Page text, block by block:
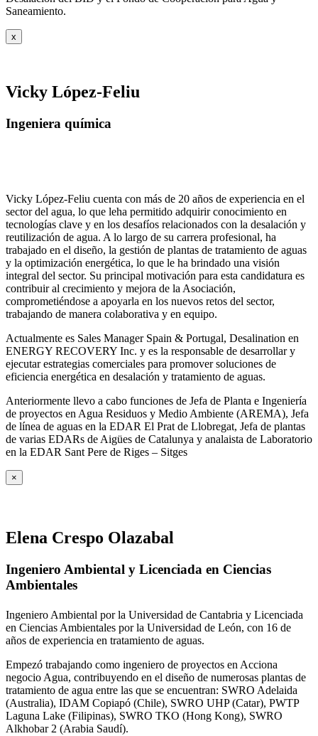
Saneamiento.
x
Vicky López-Feliu
Ingeniera química
Vicky López-Feliu cuenta con más de 20 años de experiencia en el
sector del agua, lo que leha permitido adquirir conocimiento en
tecnologías clave y en los desafíos relacionados con la desalación y
reutilización de agua. A lo largo de su carrera profesional, ha
trabajado en el diseño, la gestión de plantas de tratamiento de aguas
y la optimización energética, lo que le ha brindado una visión
integral del sector. Su principal motivación para esta candidatura es
contribuir al crecimiento y mejora de la Asociación,
comprometiéndose a apoyarla en los nuevos retos del sector,
trabajando de manera colaborativa y en equipo.
Actualmente es Sales Manager Spain & Portugal, Desalination en
ENERGY RECOVERY Inc. y es la responsable de desarrollar y
ejecutar estrategias comerciales para promover soluciones de
eficiencia energética en desalación y tratamiento de aguas.
Anteriormente llevo a cabo funciones de Jefa de Planta e Ingeniería
de proyectos en Agua Residuos y Medio Ambiente (AREMA), Jefa
de línea de aguas en la EDAR El Prat de Llobregat, Jefa de plantas
de varias EDARs de Aigües de Catalunya y analaista de Laboratorio
en la EDAR Sant Pere de Riges – Sitges
×
Elena Crespo Olazabal
Ingeniero Ambiental y Licenciada en Ciencias
Ambientales
Ingeniero Ambiental por la Universidad de Cantabria y Licenciada
en Ciencias Ambientales por la Universidad de León, con 16 de
años de experiencia en tratamiento de aguas.
Empezó trabajando como ingeniero de proyectos en Acciona
negocio Agua, contribuyendo en el diseño de numerosas plantas de
tratamiento de agua entre las que se encuentran: SWRO Adelaida
(Australia), IDAM Copiapó (Chile), SWRO UHP (Catar), PWTP
Laguna Lake (Filipinas), SWRO TKO (Hong Kong), SWRO
Alkhobar 2 (Arabia Saudí).